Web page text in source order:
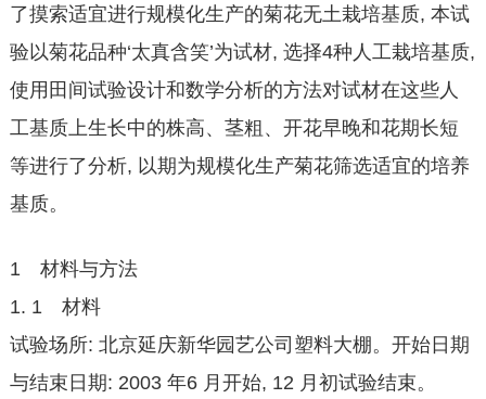
了摸索适宜进行规模化生产的菊花无土栽培基质, 本试
验以菊花品种‘太真含笑’为试材, 选择4种人工栽培基质,
使用田间试验设计和数学分析的方法对试材在这些人
工基质上生长中的株高、茎粗、开花早晚和花期长短
等进行了分析, 以期为规模化生产菊花筛选适宜的培养
基质。
1 材料与方法
1. 1 材料
试验场所: 北京延庆新华园艺公司塑料大棚。开始日期
与结束日期: 2003 年6 月开始, 12 月初试验结束。